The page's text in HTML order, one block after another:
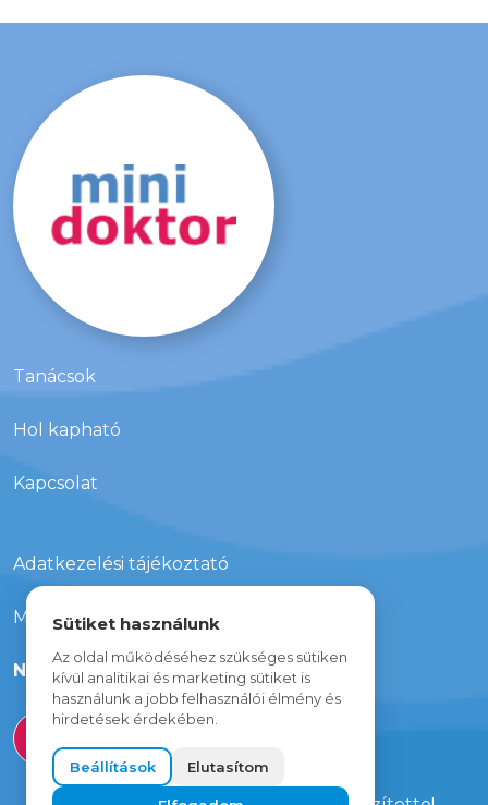
Tanácsok
Hol kapható
Kapcsolat
Adatkezelési tájékoztató
Média megjelenések
Nyereményjáték
Minden jog fenntartva
Sütiket használunk
Az oldal működéséhez szükséges sütiken
kívül analitikai és marketing sütiket is
használunk a jobb felhasználói élmény és
hirdetések érdekében.
Beállítások Elutasítom